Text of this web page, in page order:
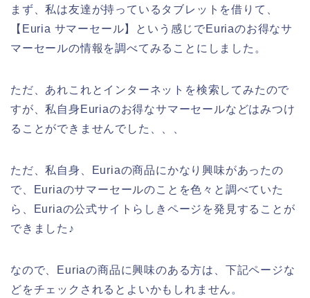
まず、私は友達が持っているタブレットを借りて、
【Euria サマーセール】という感じでEuriaのお得なサ
マーセールの情報を調べてみることにしました。
ただ、あれこれとインターネットを検索してみたので
すが、私自身Euriaのお得なサマーセールなどはみつけ
ることができませんでした、、、
ただ、私自身、Euriaの商品にかなり興味があったの
で、Euriaのサマーセールのことを色々と調べていた
ら、Euriaの公式サイトらしきページを発見することが
できました♪
なので、Euriaの商品に興味のある方は、下記ページな
どをチェックされるとよいかもしれません。